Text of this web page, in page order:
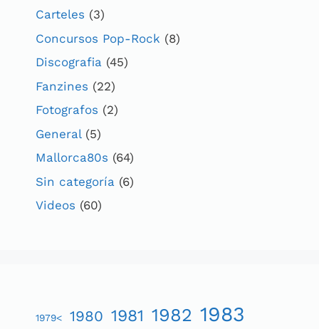
Carteles (3)
Concursos Pop-Rock (8)
Discografia (45)
Fanzines (22)
Fotografos (2)
General(5)
Mallorca80s (64)
Sin categoría (6)
Videos (60)
1979< 1980 1981 1982 1983